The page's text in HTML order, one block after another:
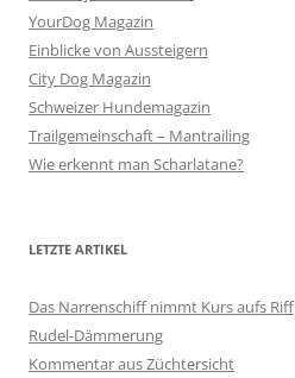
YourDog Magazin
Einblicke von Aussteigern
City Dog Magazin
Schweizer Hundemagazin
Trailgemeinschaft – Mantrailing
Wie erkennt man Scharlatane?
LETZTE ARTIKEL
Das Narrenschiff nimmt Kurs aufs Riff
Rudel-Dämmerung
Kommentar aus Züchtersicht